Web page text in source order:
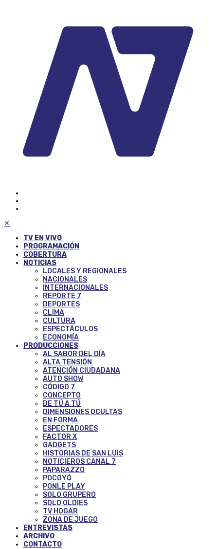
✕
TV EN VIVO
PROGRAMACIÓN
COBERTURA
NOTICIAS
LOCALES Y REGIONALES
NACIONALES
INTERNACIONALES
REPORTE 7
DEPORTES
CLIMA
CULTURA
ESPECTÁCULOS
ECONOMÍA
PRODUCCIONES
AL SABOR DEL DÍA
ALTA TENSIÓN
ATENCIÓN CIUDADANA
AUTO SHOW
CÓDIGO 7
CONCEPTO
DE TÚ A TÚ
DIMENSIONES OCULTAS
EN FORMA
ESPECTADORES
FACTOR X
GADGETS
HISTORIAS DE SAN LUIS
NOTICIEROS CANAL 7
PAPARAZZO
POCOYÓ
PONLE PLAY
SOLO GRUPERO
SOLO OLDIES
TV HOGAR
ZONA DE JUEGO
ENTREVISTAS
ARCHIVO
CONTACTO